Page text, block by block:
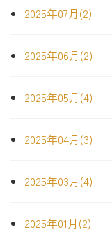
2025年07月(2)
2025年06月(2)
2025年05月(4)
2025年04月(3)
2025年03月(4)
2025年01月(2)